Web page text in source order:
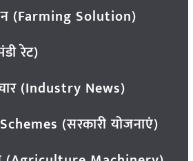
(Farming Solution)
रेट)
(Industry News)
(सरकारी योजनाएं)